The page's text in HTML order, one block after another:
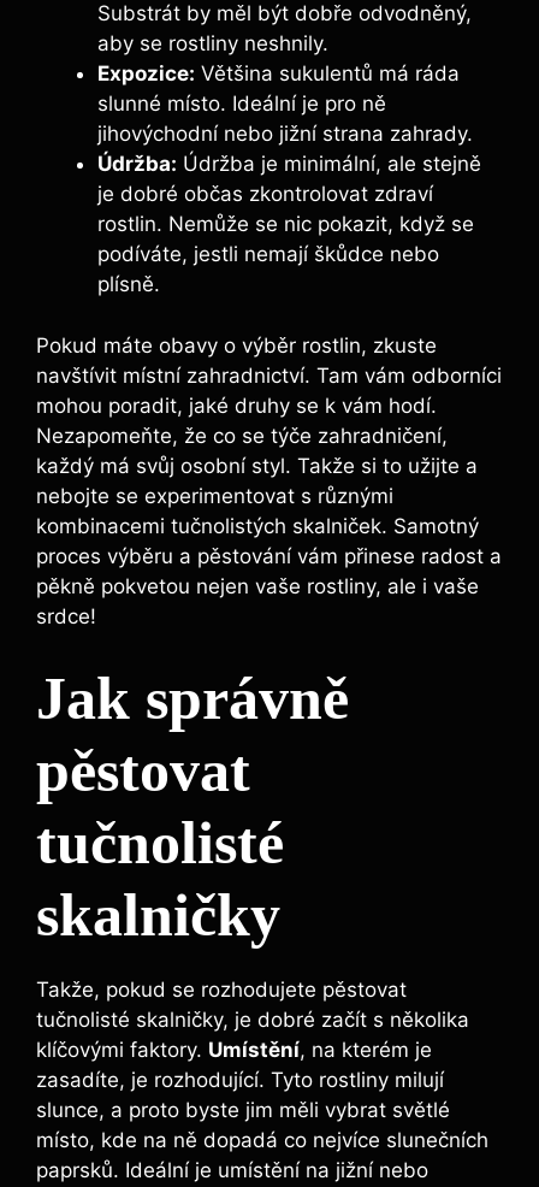
Substrát by měl být dobře odvodněný,
aby se rostliny neshnily.
Expozice: Většina sukulentů má ráda
slunné místo. Ideální je pro ně
jihovýchodní nebo jižní strana zahrady.
Údržba: Údržba je minimální, ale stejně
je dobré občas zkontrolovat zdraví
rostlin. Nemůže se nic pokazit, když se
podíváte, jestli nemají škůdce nebo
plísně.
Pokud máte obavy o výběr rostlin, zkuste
navštívit místní zahradnictví. Tam vám odborníci
mohou poradit, jaké druhy se k vám hodí.
Nezapomeňte, že co se týče zahradničení,
každý má svůj osobní styl. Takže si to užijte a
nebojte se experimentovat s různými
kombinacemi tučnolistých skalniček. Samotný
proces výběru a pěstování vám přinese radost a
pěkně pokvetou nejen vaše rostliny, ale i vaše
srdce!
Jak správně
pěstovat
tučnolisté
skalničky
Takže, pokud se rozhodujete pěstovat
tučnolisté skalničky, je dobré začít s několika
klíčovými faktory. Umístění, na kterém je
zasadíte, je rozhodující. Tyto rostliny milují
slunce, a proto byste jim měli vybrat světlé
místo, kde na ně dopadá co nejvíce slunečních
paprsků. Ideální je umístění na jižní nebo